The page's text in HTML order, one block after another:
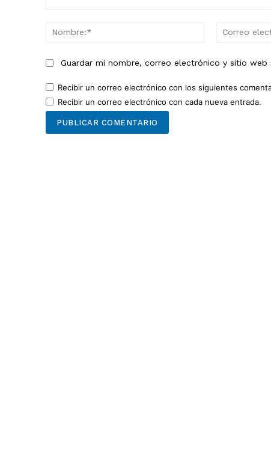
Nombre:*
Guardar mi nombre, correo electrónico y sitio
Recibir un correo electrónico con los siguientes
Recibir un correo electrónico con cada nueva entrada.